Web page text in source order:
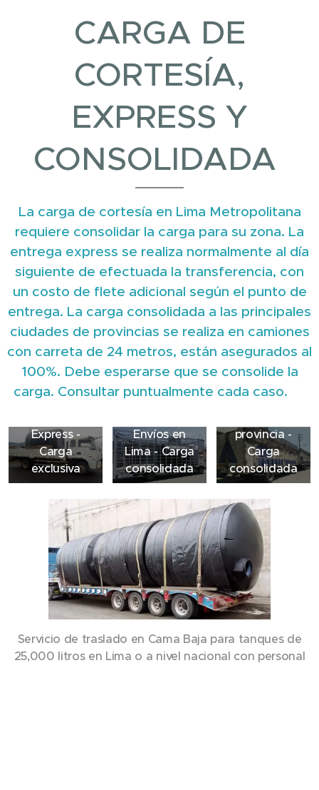
CARGA DE
CORTESÍA,
EXPRESS Y
CONSOLIDADA
La carga de cortesía en Lima Metropolitana
requiere consolidar la carga para su zona. La
entrega express se realiza normalmente al día
siguiente de efectuada la transferencia, con
un costo de flete adicional según el punto de
entrega. La carga consolidada a las principales
ciudades de provincias se realiza en camiones
con carreta de 24 metros, están asegurados al
100%. Debe esperarse que se consolide la
carga. Consultar puntualmente cada caso.
Express -
Carga
exclusiva
Envíos en
Lima - Carga
consolidada
provincia -
Carga
consolidada
Servicio de traslado en Cama Baja para tanques de
25,000 litros en Lima o a nivel nacional con personal